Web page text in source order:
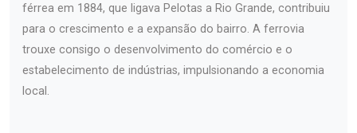
férrea em 1884, que ligava Pelotas a Rio Grande, contribuiu
para o crescimento e a expansão do bairro. A ferrovia
trouxe consigo o desenvolvimento do comércio e o
estabelecimento de indústrias, impulsionando a economia
local.